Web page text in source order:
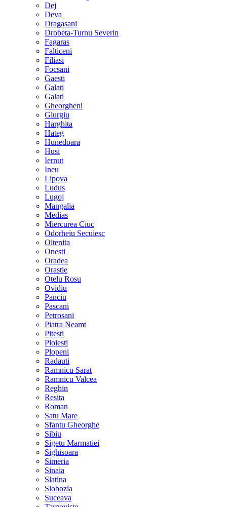
Dej
Deva
Dragasani
Drobeta-Turnu Severin
Fagaras
Falticeni
Filiasi
Focsani
Gaesti
Galati
Galati
Gheorgheni
Giurgiu
Harghita
Hateg
Hunedoara
Husi
Iernut
Ineu
Lipova
Ludus
Lugoj
Mangalia
Medias
Miercurea Ciuc
Odorheiu Secuiesc
Oltenita
Onesti
Oradea
Orastie
Otelu Rosu
Ovidiu
Panciu
Pascani
Petrosani
Piatra Neamt
Pitesti
Ploiesti
Plopeni
Radauti
Ramnicu Sarat
Ramnicu Valcea
Reghin
Resita
Roman
Satu Mare
Sfantu Gheorghe
Sibiu
Sigetu Marmatiei
Sighisoara
Simeria
Sinaia
Slatina
Slobozia
Suceava